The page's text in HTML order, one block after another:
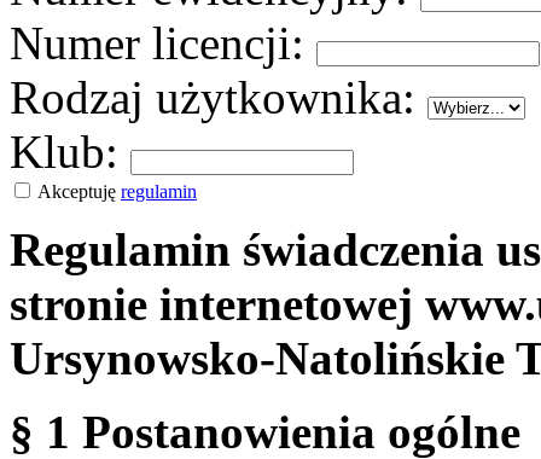
Numer licencji:
Rodzaj użytkownika:
Klub:
Akceptuję regulamin
Regulamin świadczenia
stronie internetowej
Ursynowsko-Natolińskie
§ 1 Postanowienia ogólne